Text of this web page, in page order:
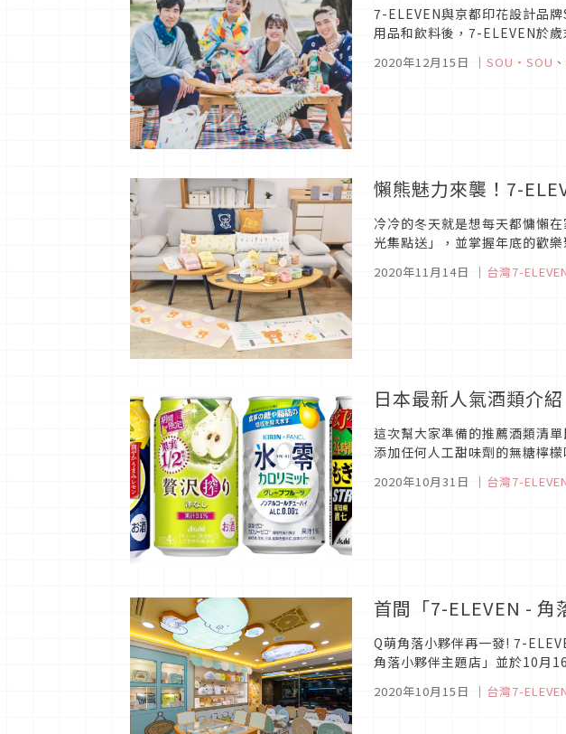
7-ELEVEN與京都印花設計品
用品和飲料後，7-ELEVEN於
2020年12月15日 ｜ SOU・SOU 、
懶熊魅力來襲！7-
冷冷的冬天就是想每天都慵懶
光集點送」，並掌握年底的歡
2020年11月14日 ｜ 台灣7-
日本最新人氣酒類介
這次幫大家準備的推薦酒類清
添加任何人工甜味劑的無糖檸
2020年10月31日 ｜ 台灣7-
首間「7-ELEVEN -
Q萌角落小夥伴再一發! 7-
角落小夥伴主題店」並於10月
2020年10月15日 ｜ 台灣7-